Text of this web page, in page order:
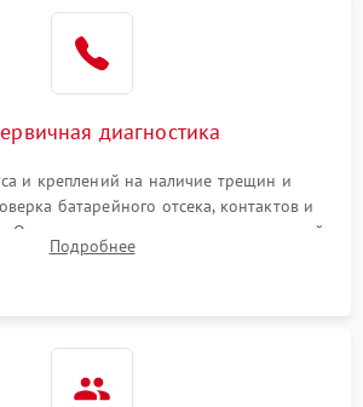
1000 ₽
1000 ₽
1000 ₽
диагностика
и креплений на наличие трещин и
батарейного отсека, контактов и
Оценка яркости и четкости прицельной
режимах. Выявление проблем с
Подробнее